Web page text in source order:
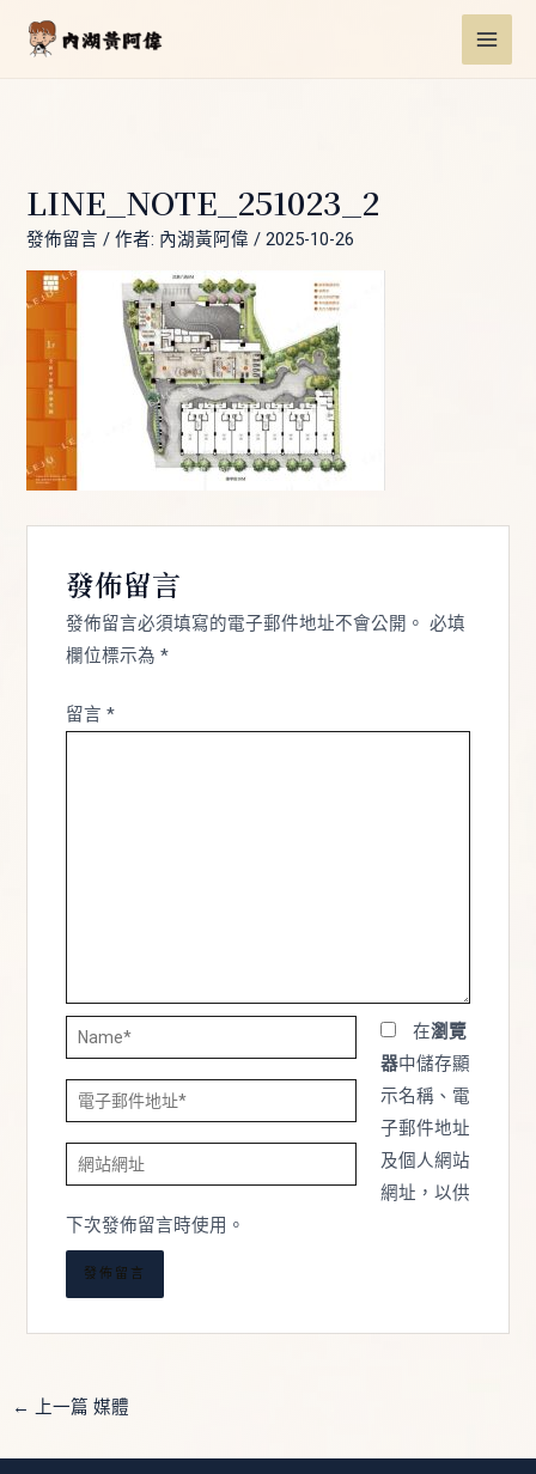
LINE_NOTE_251023_2
發佈留言 / 作者: 內湖黃阿偉/2025-10-26
發佈留言
發佈留言必須填寫的電子郵件地址不會公開。 必填
欄位標示為 *
留言 *
Name*
電
子
郵
件
地
址
網
站
網
址
在瀏覽
器中儲存顯
示名稱、電
子郵件地址
及個人網站
網址，以供
下次發佈留言時使用。
navigation
← 上一篇 媒體